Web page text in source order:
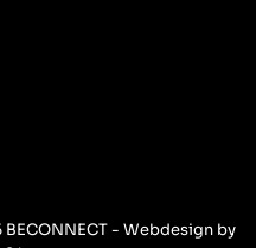
- Webdesign by